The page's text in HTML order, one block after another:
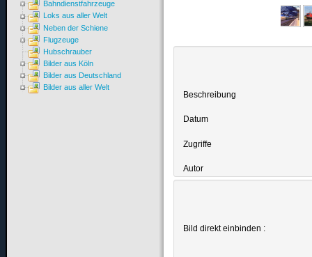
Beschreibung
Datum
Zugriffe
Autor
Bild direkt einbinden :
Bahndienstfahrzeuge
Loks aus aller Welt
Neben der Schiene
Flugzeuge
Hubschrauber
Bilder aus Köln
Bilder aus Deutschland
Bilder aus aller Welt